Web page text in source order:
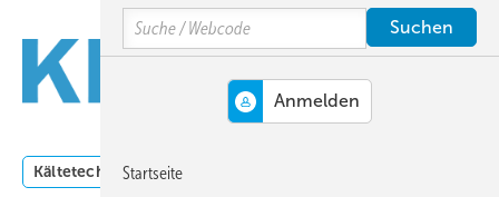
Hauptinhalt
Hauptmenü
SiteSearch
Kältetechnik Klimatechnik
Search
Startseite